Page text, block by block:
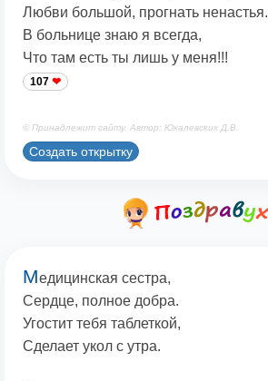
Любви большой, прогнать ненастья.
В больнице знаю я всегда,
Что там есть ты лишь у меня!!!
107
© Принадлежит сайту. Автор: Юкалевских Д.В.
Создать открытку
Медицинская сестра,
Сердце, полное добра.
Угостит тебя таблеткой,
Сделает укол с утра.